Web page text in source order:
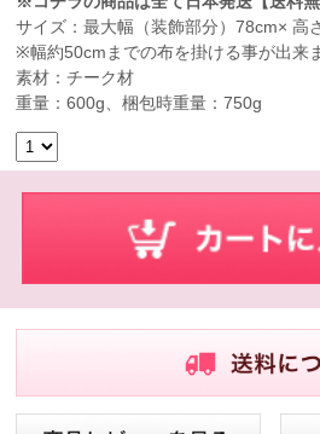
サイズ：最大幅（装飾部分）78cm× 高
※幅約50cmまでの布を掛ける事が出来
素材：チーク材
重量：600g、梱包時重量：750g